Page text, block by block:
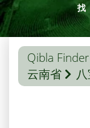
Qibla Finder
云南省